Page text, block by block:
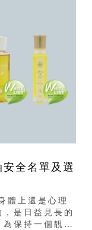
全名單及選
體上還是心理
是日益見長的
保持一個靚靚